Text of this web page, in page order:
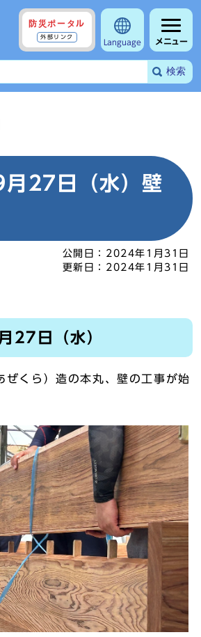
防災ポータル
外部リンク
Language メニュー
検索
27日（水）壁
公開日： 2024年1月31日
更新日： 2024年1月31日
27日（水）
くら）造の本丸、壁の工事が始